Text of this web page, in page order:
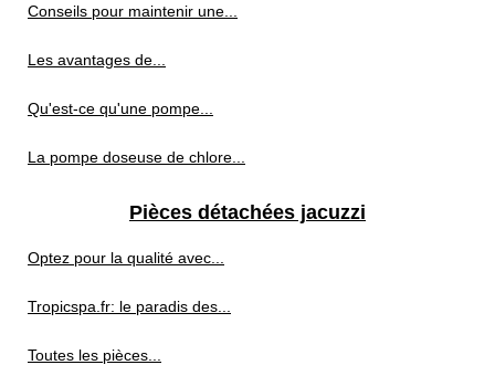
Conseils pour maintenir une...
Les avantages de...
Qu'est-ce qu'une pompe...
La pompe doseuse de chlore...
Pièces détachées jacuzzi
Optez pour la qualité avec...
Tropicspa.fr: le paradis des...
Toutes les pièces...